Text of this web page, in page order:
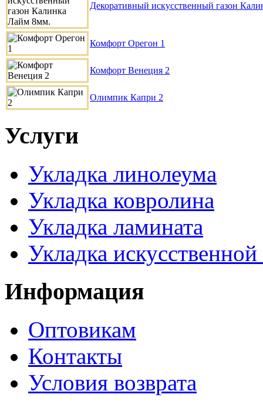
Декоративный искусственный газон
Комфорт Орегон 1
Комфорт Венеция 2
Олимпик Капри 2
Услуги
Укладка линолеума
Укладка ковролина
Укладка ламината
Укладка
Информация
Оптовикам
Контакты
Условия возврата